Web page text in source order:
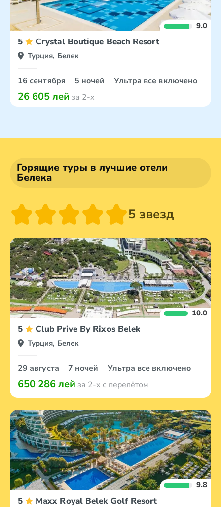
9.0
5 Crystal Boutique Beach Resort
Турция, Белек
16 сентября 5 ночей Ультра все включено
26 605 лей за 2-х
Горящие туры в лучшие отели
Белека
5 звезд
10.0
5 Club Prive By Rixos Belek
Турция, Белек
29 августа 7 ночей Ультра все включено
650 286 лей за 2-х с перелётом
9.8
5 Maxx Royal Belek Golf Resort